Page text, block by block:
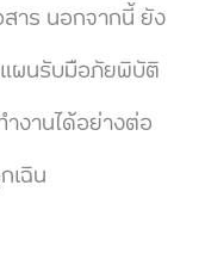
าร นอกจากนี้ ยัง
ผนรับมือภัยพิบัติ
ำงานได้อย่างต่อ
เฉิน